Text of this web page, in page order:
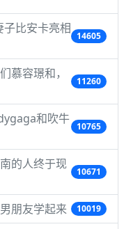
子比安卡亮相
14605
慕容璟和，
11260
和吹牛
10765
的人终于现
10671
朋友学起来 10019